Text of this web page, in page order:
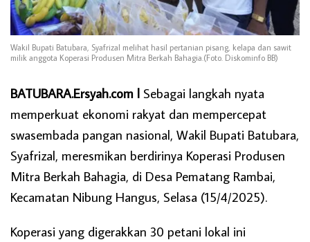
Wakil Bupati Batubara, Syafrizal melihat hasil pertanian pisang, kelapa dan sawit
milik anggota Koperasi Produsen Mitra Berkah Bahagia.(Foto. Diskominfo BB)
BATUBARA.Ersyah.com l Sebagai langkah nyata
memperkuat ekonomi rakyat dan mempercepat
swasembada pangan nasional, Wakil Bupati Batubara,
Syafrizal, meresmikan berdirinya Koperasi Produsen
Mitra Berkah Bahagia, di Desa Pematang Rambai,
Kecamatan Nibung Hangus, Selasa (15/4/2025).
Koperasi yang digerakkan 30 petani lokal ini